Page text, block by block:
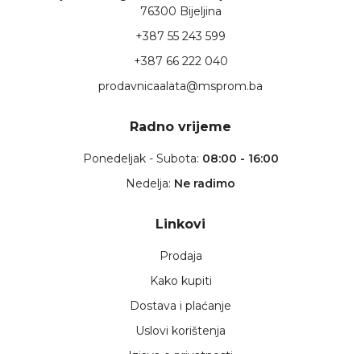
76300 Bijeljina
+387 55 243 599
+387 66 222 040
prodavnicaalata@msprom.ba
Radno vrijeme
Ponedeljak - Subota: 08:00 - 16:00
Nedelja: Ne radimo
Linkovi
Prodaja
Kako kupiti
Dostava i plaćanje
Uslovi korištenja